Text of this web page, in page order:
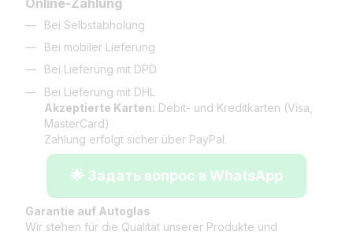
Bei Selbstabholung
Bei mobiler Lieferung
Bei Lieferung mit DPD
Bei Lieferung mit DHL
Akzeptierte Karten: Debit- und Kreditkarten (Visa,
MasterCard)
Zahlung erfolgt sicher über PayPal.
🌟 Задать вопрос в WhatsApp
Garantie auf Autoglas
Wir stehen für die Qualität unserer Produkte und